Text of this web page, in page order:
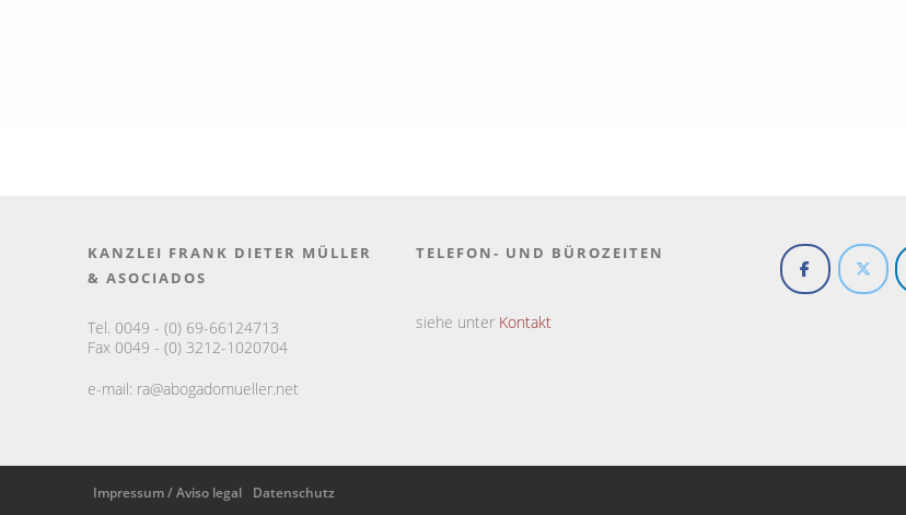
KANZLEI FRANK DIETER MÜLLER
& ASOCIADOS
Tel. 0049 - (0) 69-66124713
Fax 0049 - (0) 3212-1020704
e-mail: ra@abogadomueller.net
TELEFON- UND BÜROZEITEN
siehe unter Kontakt
Impressum / Aviso legal Datenschutz